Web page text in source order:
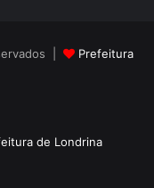
|
Prefeitura
de Londrina